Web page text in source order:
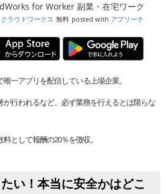
for Worker 副業・在宅ワーク
クラウドワークス 無料 posted with アプリーチ
一アプリを配信している上場企業。
行われるなど、必ず業務を行えるとは限らな
として報酬の20％を徴収。
い！本当に安全かはどこ